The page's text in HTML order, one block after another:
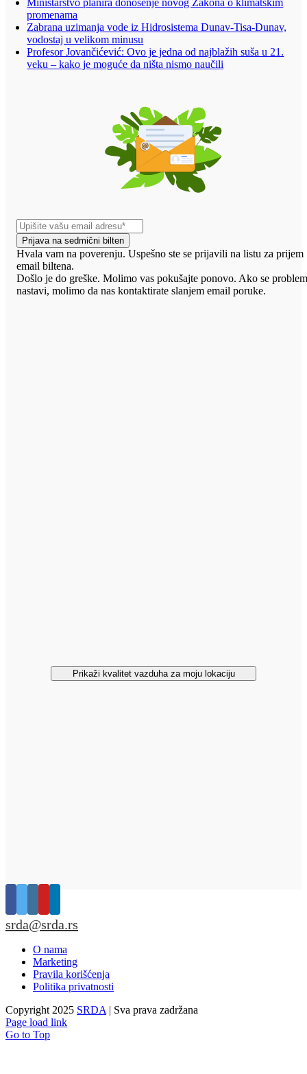
Ministarstvo planira donošenje novog Zakona o klimatskim
promenama
Zabrana uzimanja vode iz Hidrosistema Dunav-Tisa-Dunav,
vodostaj u velikom minusu
Profesor Jovančićević: Ovo je jedna od najblažih suša u 21.
veku – kako je moguće da ništa nismo naučili
Prijava na sedmični bilten
Hvala vam na poverenju. Uspešno ste se prijavili na listu za prijem
email biltena.
Došlo je do greške. Molimo vas pokušajte ponovo. Ako se
nastavi, molimo da nas kontaktirate slanjem email poruke.
Prikaži kvalitet vazduha za moju lokaciju
srda@srda.rs
O nama
Marketing
Pravila korišćenja
Politika privatnosti
Copyright 2025 SRDA | Sva prava zadržana
Page load link
Go to Top